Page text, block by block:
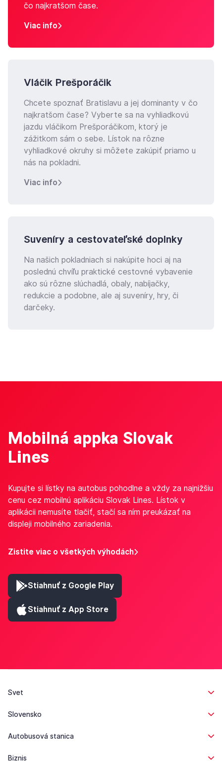
čo najkratšom čase.
Viac info
Vláčik Prešporáčik
Chcete spoznať Bratislavu a jej dominanty v čo
najkratšom čase? Vyberte sa na vyhliadkovú
jazdu vláčikom Prešporáčikom, ktorý je
zážitkom sám o sebe. Lístok na rôzne
vyhliadkové okruhy si môžete zakúpiť priamo u
nás na pokladni.
Viac info
Suveníry a cestovateľské doplnky
Na našich pokladniach si nakúpite hoci aj na
poslednú chvíľu praktické cestovné vybavenie
ako sú rôzne slúchadlá, obaly, nabíjačky,
redukcie a podobne, ale aj suveníry, hry, či
darčeky.
Mobilná appka Slovak
Lines
Kupujte si lístky na autobus pohodlne a vždy za najnižšiu
cenu cez mobilnú aplikáciu Slovak Lines. Lístok v
aplikácii nemusíte tlačiť, stačí sa ním preukázať na
displeji mobilného zariadenia.
Zistite viac o všetkých výhodách
Stiahnuť z Google Play
Stiahnuť z App Store
Svet
Slovensko
Autobusová stanica
Biznis